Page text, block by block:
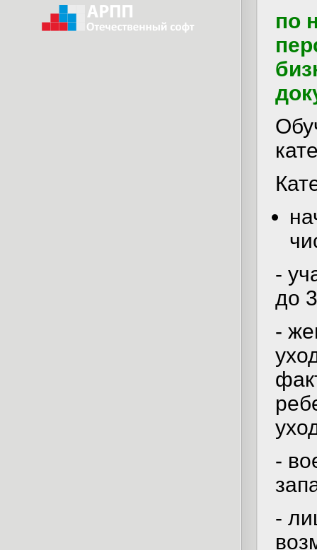
по
-
до
-
-
-